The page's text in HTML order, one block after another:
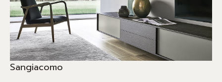
Sangiacomo